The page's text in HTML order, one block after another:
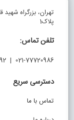
تهران، بزرگراه
پلاک1
تلفن تماس:
021-77720986 | 021-22454492
دسترسی سریع
تماس با ما